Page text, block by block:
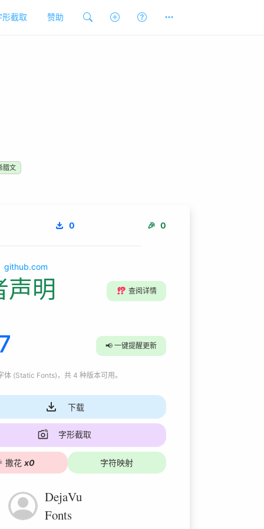
形截取 赞助
腊文
0 🎉 0
github.com
声明 ⁉️ 查阅详情
📢 一键提醒更新
体 (Static Fonts) ，共 4 种版本可用。
下载
字形截取
撒花 x0 字符映射
DejaVu
Fonts